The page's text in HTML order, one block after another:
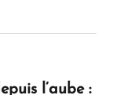
l’aube :